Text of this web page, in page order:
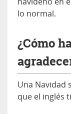
lo normal.
¿Cómo
Una Navidad
que el inglés